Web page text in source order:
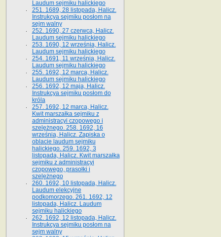
Laudum sejmiku halickiego
251. 1689, 28 listopada, Halicz.
Instrukcya sejmiku posłom na
sejm walny
252. 1690, 27 czerwca, Halicz.
Laudum sejmiku halickiego
253. 1690, 12 września, Halicz.
Laudum sejmiku halickiego
254. 1691, 11 września, Halicz.
Laudum sejmiku halickiego
255. 1692, 12 marca, Halicz.
Laudum sejmiku halickiego
256. 1692, 12 maja, Halicz.
Instrukcya sejmiku posłom do
króla
257. 1692, 12 marca, Halicz.
Kwit marszałka sejmiku z
administracyi czopowego i
szelężnego. 258. 1692, 16
września, Halicz. Zapiska o
oblacie laudum sejmiku
halickiego. 259. 1692, 3
listopada, Halicz. Kwit marszałka
sejmiku z administracyi
czopowego, prasołki i
szelężnego
260. 1692, 10 listopada, Halicz.
Laudum elekcyjne
podkomorzego. 261. 1692, 12
listopada, Halicz. Laudum
sejmiku halickiego
262. 1692, 12 listopada, Halicz.
Instrukcya sejmiku posłom na
sejm walny